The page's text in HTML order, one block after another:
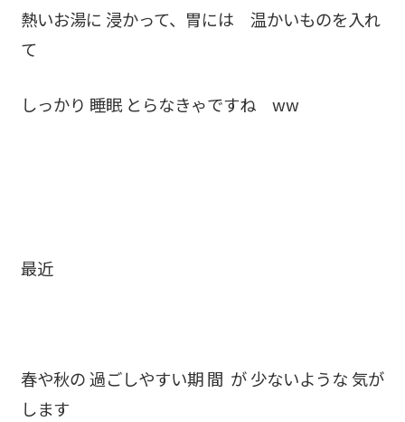
熱いお湯に 浸かって、胃には 温かいものを入れ
て
しっかり 睡眠 とらなきゃですね ww
最近
春や秋の 過ごしやすい期 間 が 少ないような 気が
します